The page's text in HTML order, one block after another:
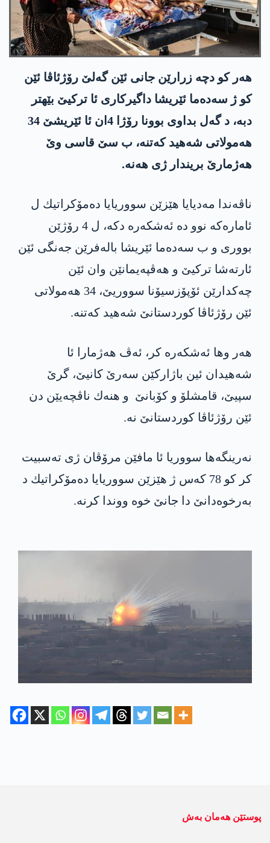
هه‌ر كو دچه‌ زرارێن جانی ئێن گه‌لێ رۆژئاڤا ئێن
كو ژ سه‌ده‌ما ئێریشا داگیركاری ئا تركیێ بێهتر
دبه‌، د گه‌ل بداوی بوونا رۆژا 4ان ئا ئێریشێ 34
هه‌مولاتی شه‌هید كه‌تنه‌، ب سێ قاسی وێ
هه‌ژمارێ بریندار ژی هه‌نه‌.
ناڤه‌ندا مه‌دیایا هێزێن سووریایا ده‌مۆكراتیك ل
ئاماره‌كه‌ نوو ده‌ ئه‌شكه‌ره‌ دكه‌، ل 4 رۆژێن
بووری و ب سه‌ده‌ما ئێریشا باله‌فرێن جه‌نگی ئێن
ئارته‌شا تركیێ و هه‌ڤپه‌یمانێن وان ئێن
چه‌كدارێن ئۆپۆزسیۆنا سووریێ، 34 هه‌مولاتی
ئێن رۆژئاڤا كوردستانێ شه‌هید كه‌تنه‌.
هه‌ر وها ئه‌شكه‌ره‌ كر، ئه‌ڤ هه‌ژمارا ئا
شه‌هیدان ئین باژاركێن سه‌رێ كانیێ، گرێ
سپیێ، قامشلۆ و كۆبانێ و هنه‌ك ناڤچه‌یێن دن
ئێن رۆژئاڤا كوردستانێ نه‌.
نه‌رینگه‌ها سووریا ئا مافێن مرۆڤان ژی ته‌سبیت
كر كو 78 كه‌س ژ هێزێن سووریایا ده‌مۆكراتیك د
به‌رخوه‌دانێ دا جانێ خوه‌ ووندا كرنه‌.
پوستێن ھەمان بەش